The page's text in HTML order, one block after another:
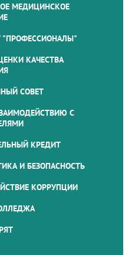
МЕДИЦИНСКОЕ
"ПРОФЕССИОНАЛЫ"
КАЧЕСТВА
СОВЕТ
С
КРЕДИТ
И БЕЗОПАСНОСТЬ
КОРРУПЦИИ